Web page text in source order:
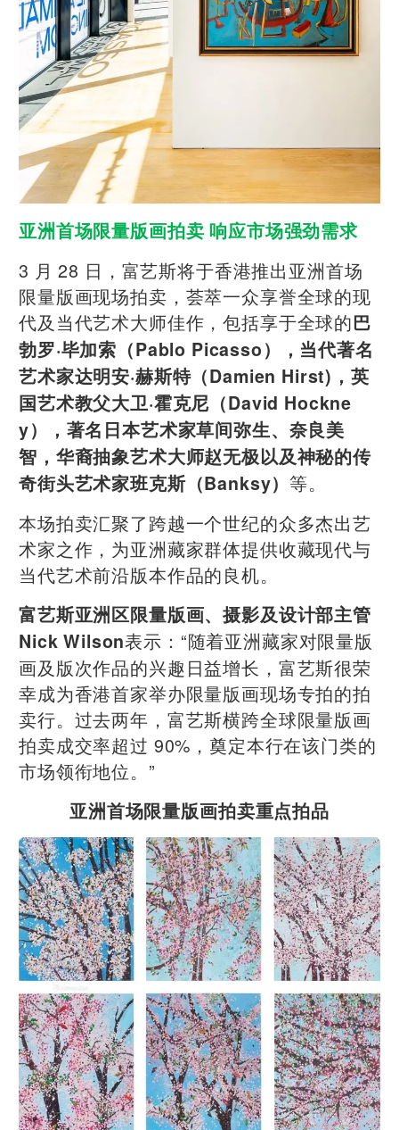
亚洲首场限量版画拍卖 响应市场强劲需求
3 月 28 日，富艺斯将于香港推出亚洲首场
限量版画现场拍卖，荟萃一众享誉全球的现
代及当代艺术大师佳作，包括享于全球的巴
勃罗·毕加索（Pablo Picasso），当代著名
艺术家达明安·赫斯特（Damien Hirst)，英
国艺术教父大卫·霍克尼（David Hockne
y），著名日本艺术家草间弥生、奈良美
智，华裔抽象艺术大师赵无极以及神秘的传
奇街头艺术家班克斯（Banksy）等。
本场拍卖汇聚了跨越一个世纪的众多杰出艺
术家之作，为亚洲藏家群体提供收藏现代与
当代艺术前沿版本作品的良机。
富艺斯亚洲区限量版画、摄影及设计部主管
Nick Wilson表示：“随着亚洲藏家对限量版
画及版次作品的兴趣日益增长，富艺斯很荣
幸成为香港首家举办限量版画现场专拍的拍
卖行。过去两年，富艺斯横跨全球限量版画
拍卖成交率超过 90%，奠定本行在该门类的
市场领衔地位。”
亚洲首场限量版画拍卖重点拍品